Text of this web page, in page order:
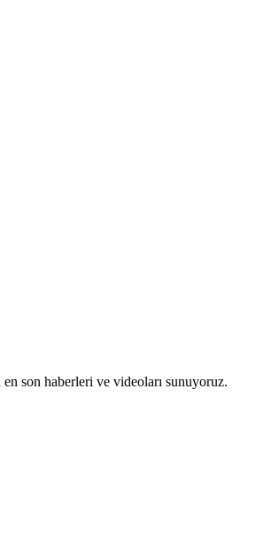
son haberleri ve videoları sunuyoruz.